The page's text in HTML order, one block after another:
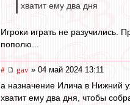
хватит ему два дня
Игроки играть не разучились.
пополю...
# gav » 04 май 2024 13:11
а назначение Илича в Нижний
хватит ему два дня, чтобы